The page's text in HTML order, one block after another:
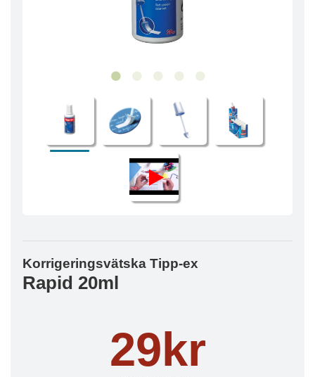
Korrigeringsvätska Tipp-ex
Rapid 20ml
29kr